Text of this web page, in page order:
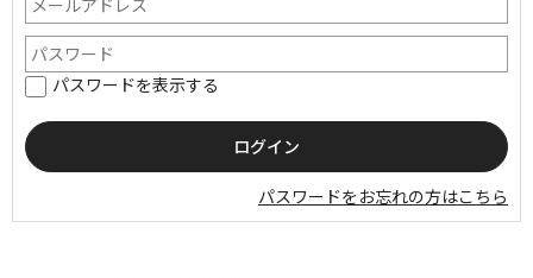
パスワードを表示する
パスワードをお忘れの方はこちら